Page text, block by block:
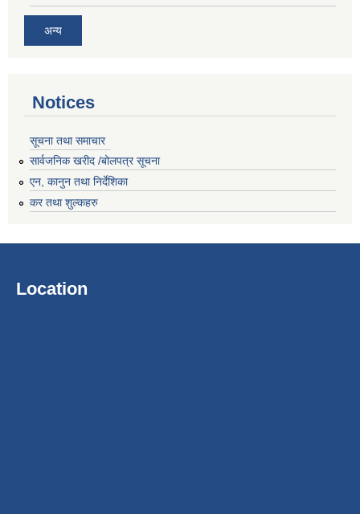
अन्य
Notices
सूचना तथा समाचार
सार्वजनिक खरीद /बोलपत्र सूचना
एन, कानुन तथा निर्देशिका
कर तथा शुल्कहरु
Location